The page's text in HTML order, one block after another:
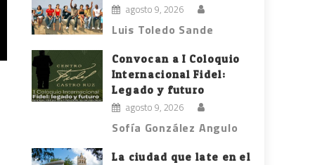
agosto 9, 2026
Luis Toledo Sande
Convocan a I Coloquio
Internacional Fidel:
Legado y futuro
agosto 9, 2026
Sofía González Angulo
La ciudad que late en el